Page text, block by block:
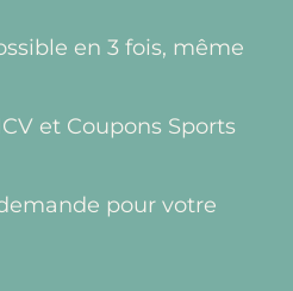
en 3 fois, même
et Coupons Sports
pour votre